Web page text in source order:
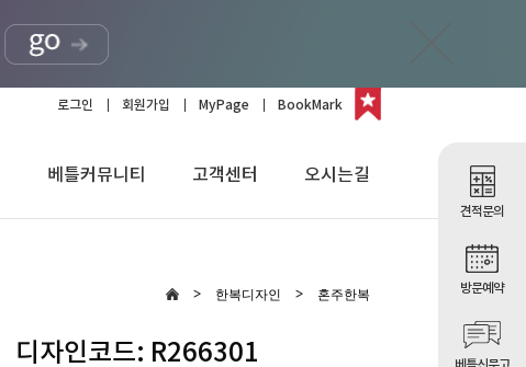
로그인 회원가입 MyPage BookMark
베틀커뮤니티 고객센터 오시는길
견적문의
방문예약
한복디자인 혼주한복
디자인코드: R266301